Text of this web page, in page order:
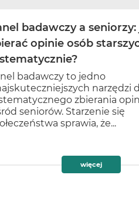
badawczy a seniorzy:
opinie osób
badawczy to jedno
narzędzi
zbierania
seniorów. Starzenie się
sprawia, że...
więcej